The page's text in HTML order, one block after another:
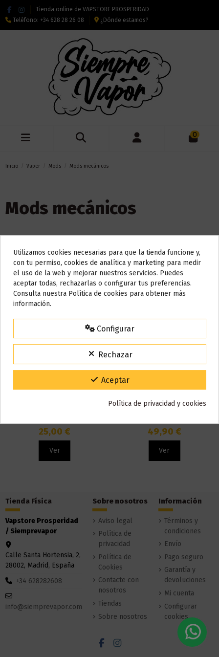
Tienda online de VAPSTORE PROSPERIDAD
Teléfono: +34 628 28 26 08 ¿Dónde estamos?
0
Inicio Vaper Mods Mods mecánicos
Mods mecánicos
Relevancia 2
25,00 €
Ver
49,90 €
Ver
Tienda Física
Vapstore Prosperidad
/ Siemprevapor
Calle Santa Hortensia, 2,
28002, Madrid, España
+34 628282608
info@siemprevapor.com
Sobre nosotros
Aviso legal
Política de
privacidad
Política de
Cookies
Contacte con
nosotros
Tiendas
Sobre nosotros
Información
Términos y
condiciones
Envío
Pago seguro
Garantía y
devoluciones
Mi cuenta
Configurar
cookies
Do not show again.
AVISO IMPORTANTE
Nos tomamos unos días
15% de descuento
Código:VACACIONES15
Gracias por tu paciencia y por seguir confiando en nosotros.
Utilizamos cookies necesarias para que la tienda funcione y,
con tu permiso, cookies de analítica y marketing para medir
el uso de la web y mejorar nuestros servicios. Puedes
aceptar todas, rechazarlas o configurar tus preferencias.
Consulta nuestra Política de cookies para obtener más
información.
Configurar
Rechazar
Aceptar
Política de privacidad y cookies